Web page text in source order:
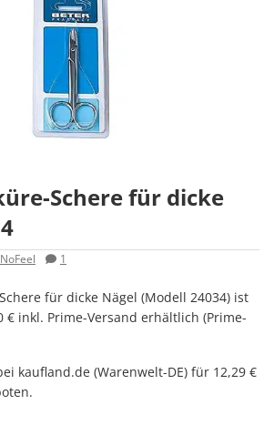
Schere für dicke
1
für dicke Nägel (Modell 24034) ist
€ inkl. Prime-Versand erhältlich (Prime-
kaufland.de (Warenwelt-DE) für 12,29 €